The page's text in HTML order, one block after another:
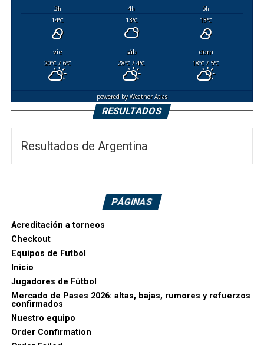
3h 4h 5h
14°C 13°C 13°C
vie sáb
dom
20°C/ 6°C 28°C / 4°C 18°C / 5°C
powered byWeather Atlas
RESULTADOS
Resultados de Argentina
PÁGINAS
Acreditación a torneos
Checkout
Equipos de Futbol
Inicio
Jugadores de Fútbol
Mercado de Pases 2026: altas, bajas, rumores y refuerzos
confirmados
Nuestro equipo
Order Confirmation